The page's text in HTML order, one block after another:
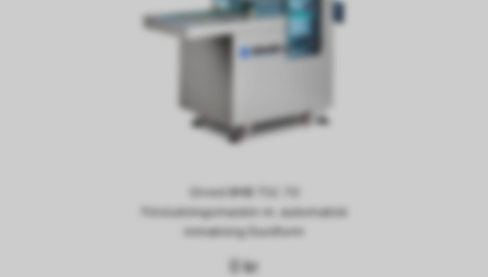
Orved BMB TSC 70
Förslutningsmaskin m. automatisk
inmatning Duniform
0 kr